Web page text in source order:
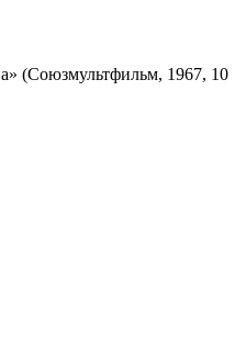
(Союзмультфильм, 1967, 10